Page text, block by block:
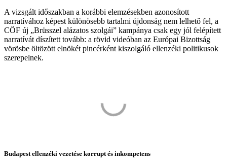
A vizsgált időszakban a korábbi elemzésekben azonosított
narratívához képest különösebb tartalmi újdonság nem lelhető fel, a
CÖF új „Brüsszel alázatos szolgái” kampánya csak egy jól felépített
narratívát díszített tovább: a rövid videóban az Európai Bizottság
vörösbe öltözött elnökét pincérként kiszolgáló ellenzéki politikusok
szerepelnek.
Budapest ellenzéki vezetése korrupt és inkompetens